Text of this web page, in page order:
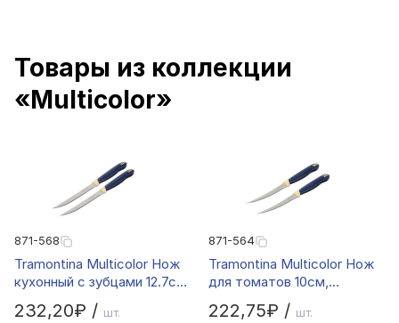
Товары из коллекции
«Multicolor»
871-568
Tramontina Multicolor Нож
кухонный с зубцами 12.7см,
блистер, цена за 2шт.,
23529/215
232,20₽ / шт.
871-564
Tramontina Multicolor Нож
для томатов 10см,
блистер, цена за 2шт.,
23512/214
222,75₽ / шт.